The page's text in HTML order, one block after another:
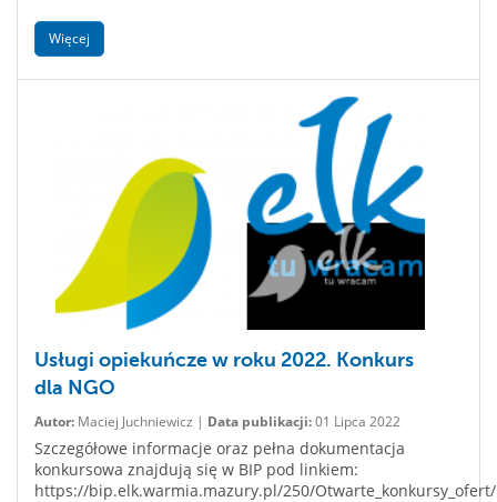
Więcej
Usługi opiekuńcze w roku 2022. Konkurs
dla NGO
Autor: Maciej Juchniewicz | Data publikacji:01 Lipca 2022
Szczegółowe informacje oraz pełna dokumentacja
konkursowa znajdują się w BIP pod linkiem:
https://bip.elk.warmia.mazury.pl/250/Otwarte_konkursy_ofert/